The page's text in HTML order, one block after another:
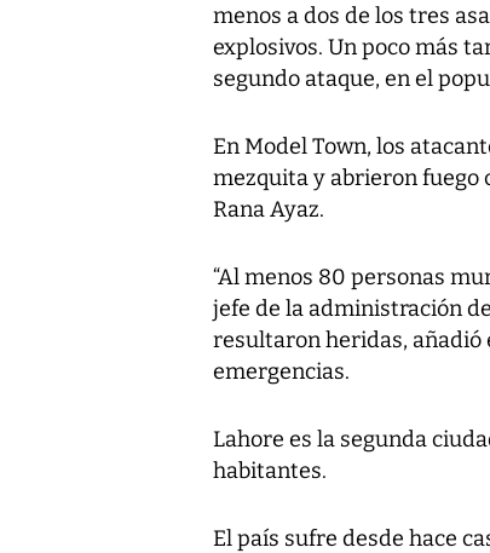
menos a dos de los tres
explosivos. Un poco más
segundo ataque, en el
En Model Town, los
mezquita y abrieron fuego
Rana Ayaz.
“Al menos 80 personas
jefe de la administración
resultaron heridas, añadió
emergencias.
Lahore es la segunda
habitantes.
El país sufre desde hace